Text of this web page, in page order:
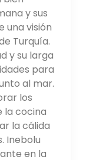
plato
con
Tiriti"
(una carne cocida a fuego lento plato).
variedad
hoteles,
boutique.
ubicados en
fácil
y sus
una visión
Turquía.
y su larga
para
al mar.
los
la cocina
la cálida
Inebolu
en la